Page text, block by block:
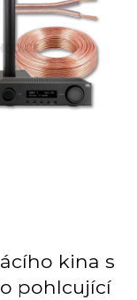
kina s
pohlcující